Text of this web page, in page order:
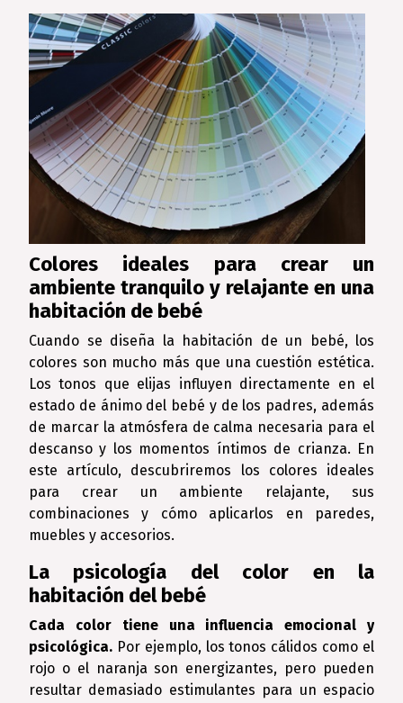
Colores ideales para crear un
ambiente tranquilo y relajante en una
habitación de bebé
Cuando se diseña la habitación de un bebé, los
colores son mucho más que una cuestión estética.
Los tonos que elijas influyen directamente en el
estado de ánimo del bebé y de los padres, además
de marcar la atmósfera de calma necesaria para el
descanso y los momentos íntimos de crianza. En
este artículo, descubriremos los colores ideales
para crear un ambiente relajante, sus
combinaciones y cómo aplicarlos en paredes,
muebles y accesorios.
La psicología del color en la
habitación del bebé
Cada color tiene una influencia emocional y
psicológica. Por ejemplo, los tonos cálidos como el
rojo o el naranja son energizantes, pero pueden
resultar demasiado estimulantes para un espacio